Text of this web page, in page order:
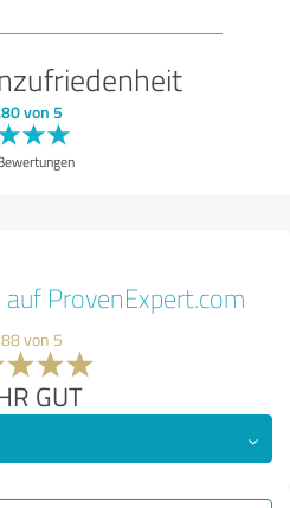
von 5
ProvenExpert.com
von 5
GUT